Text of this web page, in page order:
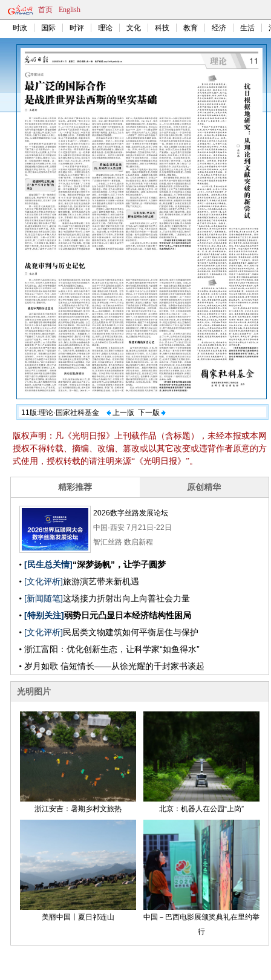
首页 English
时政 国际 时评 理论 文化 科技 教育 经济 生活
11版:理论·国家社科基金 上一版 下一版
版权声明：凡《光明日报》上刊载作品（含标题），未经本报或本网
授权不得转载、摘编、改编、篡改或以其它改变或违背作者原意的方
式使用，授权转载的请注明来源“《光明日报》”。